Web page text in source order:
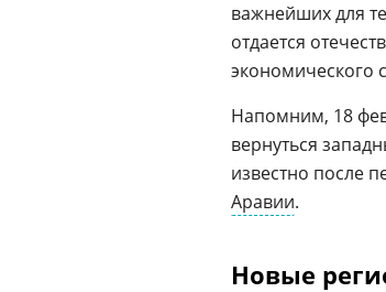
важнейших для
отдается
экономического
Напомним, 18
вернуться
известно после
Аравии.
Новые